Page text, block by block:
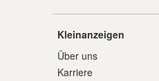
Kleinanzeigen
Über uns
Karriere